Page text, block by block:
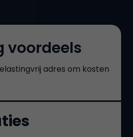
voordeels
adres om kosten